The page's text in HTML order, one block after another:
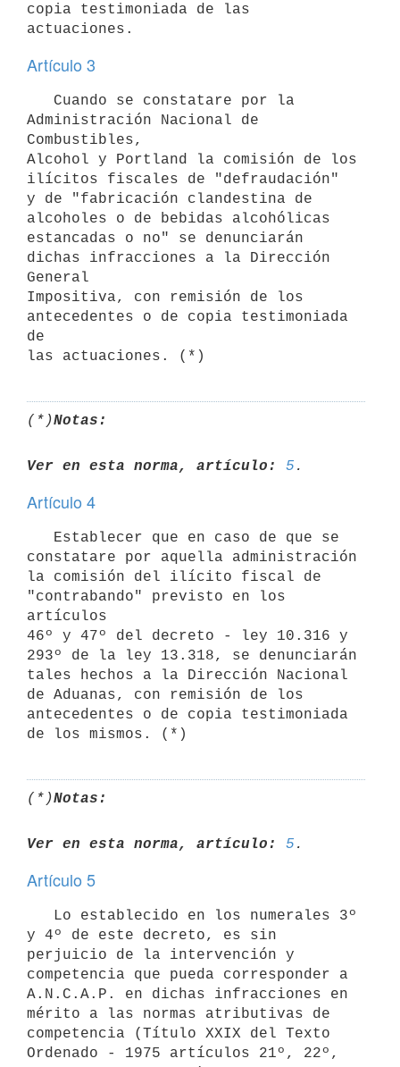
copia testimoniada de las
Artículo 3
Administración Nacional de
Combustibles,
Alcohol y Portland la comisión de los
ilícitos fiscales de "defraudación"
y de "fabricación clandestina de
alcoholes o de bebidas alcohólicas
estancadas o no" se denunciarán
dichas infracciones a la Dirección
General
Impositiva, con remisión de los
antecedentes o de copia testimoniada
de
(*)Notas:
Ver en esta norma, artículo: 5
Artículo 4
constatare por aquella administración
la comisión del ilícito fiscal de
"contrabando" previsto en los
artículos
46º y 47º del decreto - ley 10.316 y
293º de la ley 13.318, se denunciarán
tales hechos a la Dirección Nacional
de Aduanas, con remisión de los
antecedentes o de copia testimoniada
(*)Notas:
Ver en esta norma, artículo: 5
Artículo 5
y 4º de este decreto, es sin
perjuicio de la intervención y
competencia que pueda corresponder a
A.N.C.A.P. en dichas infracciones en
mérito a las normas atributivas de
competencia (Título XXIX del Texto
Ordenado - 1975 artículos 21º, 22º,